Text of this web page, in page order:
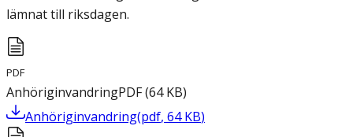
lämnat till riksdagen.
PDF
AnhöriginvandringPDF(64 KB)
Anhöriginvandring(pdf, 64 KB)